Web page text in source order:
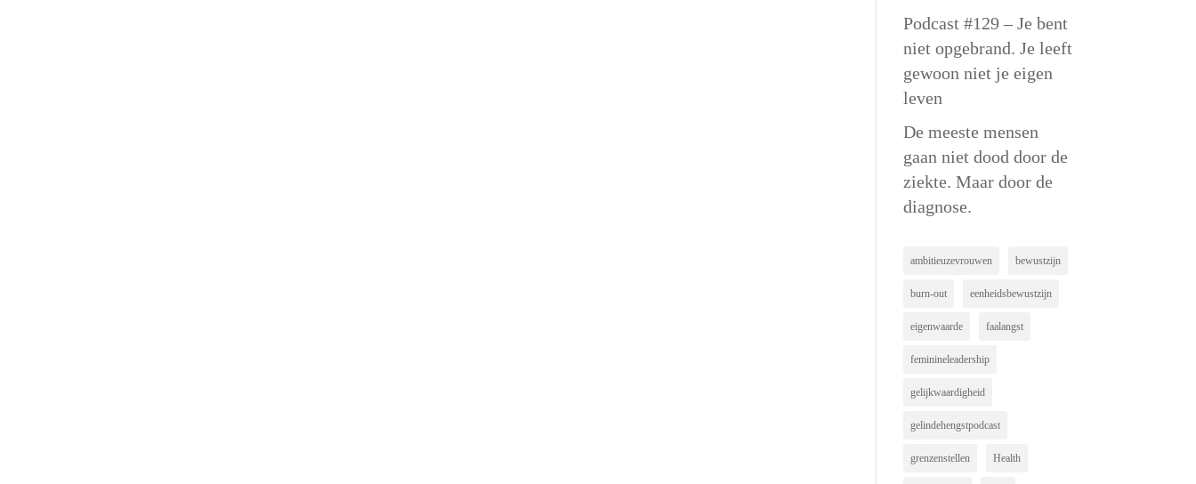
Podcast #129 – Je bent
niet opgebrand. Je leeft
gewoon niet je eigen
leven
De meeste mensen
gaan niet dood door de
ziekte. Maar door de
diagnose.
ambitieuzevrouwen bewustzijn
burn-out eenheidsbewustzijn
eigenwaarde faalangst
feminineleadership
gelijkwaardigheid
gelindehengstpodcast
grenzenstellen Health